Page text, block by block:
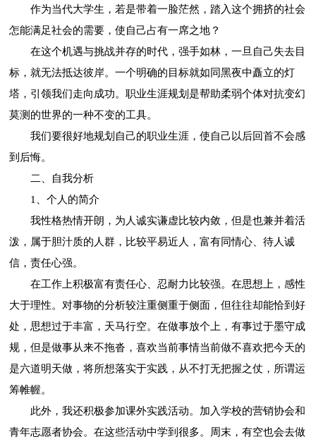
作为当代大学生，若是带着一脸茫然，踏入这个拥挤的社会
怎能满足社会的需要，使自己占有一席之地？
在这个机遇与挑战并存的时代，强手如林，一旦自己失去目
标，就无法抵达彼岸。一个明确的目标就如同黑夜中矗立的灯
塔，引领我们走向成功。职业生涯规划是帮助柔弱个体对抗变幻
莫测的世界的一种不变的工具。
我们要很好地规划自己的职业生涯，使自己以后回首不会感
到后悔。
二、自我分析
1、个人的简介
我性格热情开朗，为人诚实谦虚比较内敛，但是也兼并着活
泼，属于胆汁质的人群，比较平易近人，富有同情心、待人诚
信，责任心强。
在工作上积极富有责任心、忍耐力比较强。在思想上，感性
大于理性。对事物的分析较注重侧重于侧面，但往往却能恰到好
处，思想过于丰富，天马行空。在做事放个上，有事过于墨守成
规，但是做事从来不拖沓，喜欢当前事情当前做不喜欢把今天的
是六道明天做，将所想落实于实践，从不打无把握之仗，所谓运
筹帷幄。
此外，我还积极参加课外实践活动。加入学校的营销协会和
青年志愿者协会。在这些活动中学到很多。周末，有空也会去做